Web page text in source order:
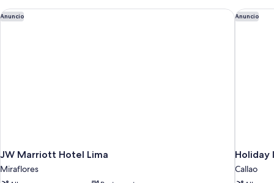
Anuncio
JW Marriott Hotel Lima
Miraflores
JW Marriott Hotel Lima Anuncio
Holiday
Callao
Holiday